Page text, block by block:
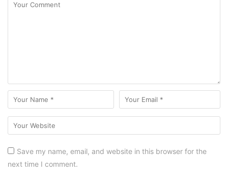
Save my name, email, and website in this browser for the
next time I comment.